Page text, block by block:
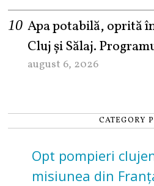
Apa potabilă, oprită
Cluj și Sălaj.
august 6, 2026
CATEGORY
Opt pompieri
misiunea din